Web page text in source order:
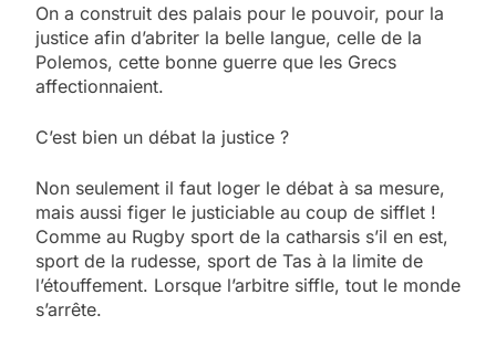
On a construit des palais pour le pouvoir, pour la
justice afin d’abriter la belle langue, celle de la
Polemos, cette bonne guerre que les Grecs
affectionnaient.
C’est bien un débat la justice ?
Non seulement il faut loger le débat à sa mesure,
mais aussi figer le justiciable au coup de sifflet !
Comme au Rugby sport de la catharsis s’il en est,
sport de la rudesse, sport de Tas à la limite de
l’étouffement. Lorsque l’arbitre siffle, tout le monde
s’arrête.